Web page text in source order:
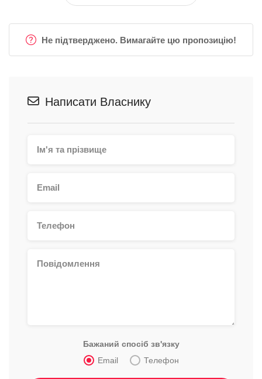
Не підтверджено. Вимагайте цю пропозицію!
Написати Власнику
Бажаний спосіб зв'язку
Email
Телефон